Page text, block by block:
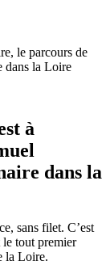
le parcours de
dans la Loire
à
dans la
sans filet. C’est
le tout premier
la Loire.